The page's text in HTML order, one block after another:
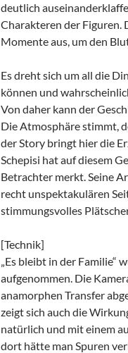
deutlich
Charakteren der Figuren.
Momente aus, um den
Es dreht sich um all die
können und
Von daher kann der
Die Atmosphäre stimmt,
der Story bringt hier die
Schepisi hat auf diesem
Betrachter merkt. Seine
recht unspektakulären
stimmungsvolles
[Technik]
„Es bleibt in der Familie“
aufgenommen. Die
anamorphen Transfer
zeigt sich auch die
natürlich und mit einem
dort hätte man Spuren